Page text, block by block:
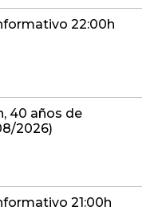
22:00h
40 años de
2026)
21:00h